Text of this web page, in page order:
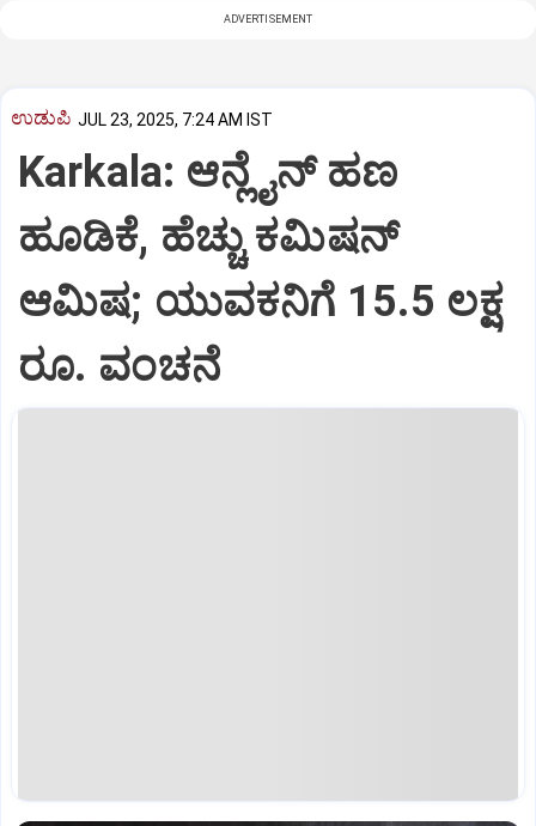
ADVERTISEMENT
ಉಡುಪಿ JUL 23, 2025, 7:24 AM IST
Karkala: ಆನ್ಲೈನ್‌ ಹಣ
ಹೂಡಿಕೆ, ಹೆಚ್ಚು ಕಮಿಷನ್‌
ಆಮಿಷ; ಯುವಕನಿಗೆ 15.5 ಲಕ್ಷ
ರೂ. ವಂಚನೆ